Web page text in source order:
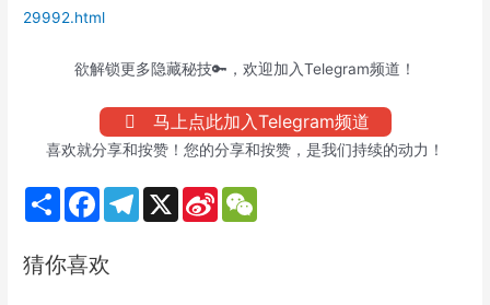
29992.html
欲解锁更多隐藏秘技🔑，欢迎加入Telegram频道！
马上点此加入Telegram频道
喜欢就分享和按赞！您的分享和按赞，是我们持续的动力！
S
h
e
F
b
T
X
S
猜你喜欢